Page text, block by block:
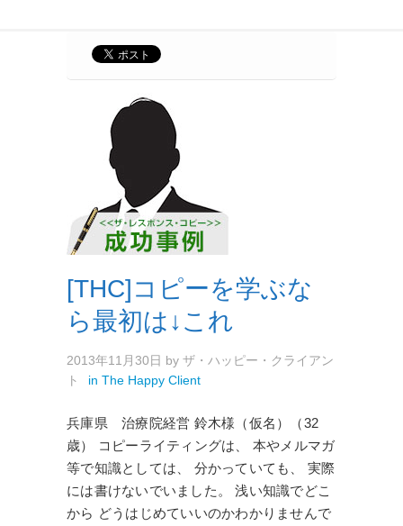
[THC]コピーを学ぶな
ら最初は↓これ
2013年11月30日 by ザ・ハッピー・クライアン
ト
in The Happy Client
兵庫県 治療院経営 鈴木様（仮名）（32
歳） コピーライティングは、 本やメルマガ
等で知識としては、 分かっていても、 実際
には書けないでいました。 浅い知識でどこ
から どうはじめていいのかわかりませんで